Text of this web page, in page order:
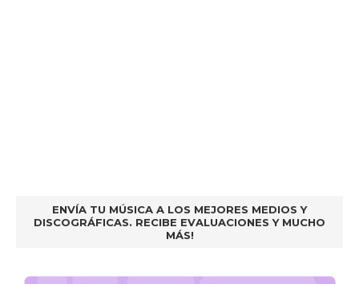
ENVÍA TU MÚSICA A LOS MEJORES MEDIOS Y
DISCOGRÁFICAS. RECIBE EVALUACIONES Y MUCHO
MÁS!